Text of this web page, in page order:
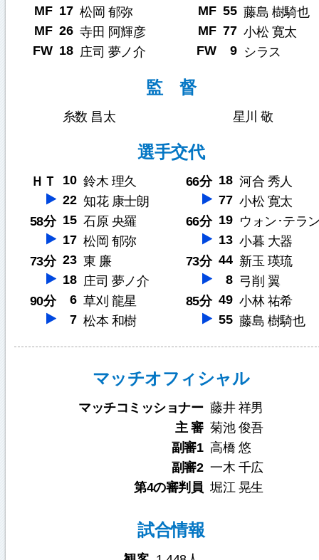
MF 17 松岡 郁弥
MF 26 寺田 阿輝彦
FW 18 庄司 夢ノ介
MF 55 藤島 樹騎也
MF 77 小松 寛太
FW
9 シラス
監 督
糸数 昌太 星川 敬
選手交代
ＨＴ 10 鈴木 理久
22 知花 康士朗
58分 15 石原 央羅
17 松岡 郁弥
73分 23 東 廉
18 庄司 夢ノ介
90分
6 草刈 龍星
7 松本 和樹
66分 18 河合 秀人
77 小松 寛太
66分 19 ウォン･テラ
13 小暮 大器
73分 44 新玉 瑛琉
8 弓削 翼
85分 49 小林 祐希
55 藤島 樹騎也
マッチオフィシャル
マッチコミッショナー 藤井 祥男
主 審 菊池 俊吾
副審1 高橋 悠
副審2 一木 千広
第4の審判員 堀江 晃生
試合情報